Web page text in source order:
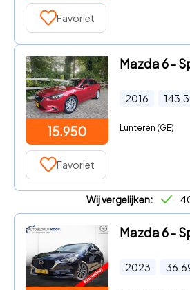
Favoriet
15.950
2016
Lunteren (GE)
Favoriet
Wij vergelijken:
2023